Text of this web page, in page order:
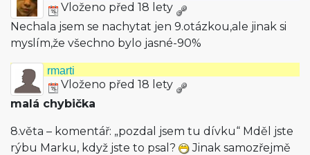
Vloženo před 18 lety
Nechala jsem se nachytat jen 9.otázkou,ale jinak si
myslím,že všechno bylo jasné-90%
rmarti
Vloženo před 18 lety
malá chybička
8.věta – komentář: „pozdal jsem tu dívku“ Mděl jste
rýbu Marku, když jste to psal?
Jinak samozřejmě